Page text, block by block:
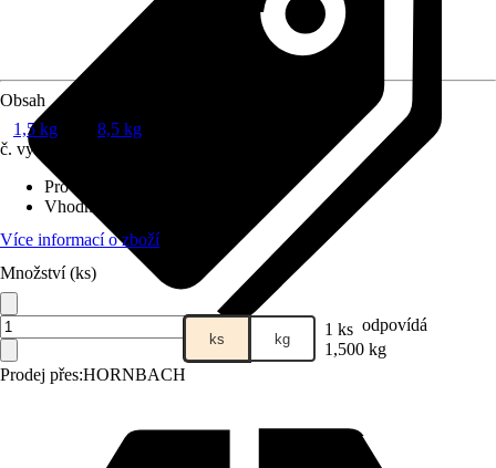
Prodej přes:HORNBACH
Obsah
1,5 kg
8,5 kg
č. výrobku
Provedení
Vhodné pro
Více informací o zboží
Množství (ks)
ks kg 1 ks odpovídá
1,500 kg